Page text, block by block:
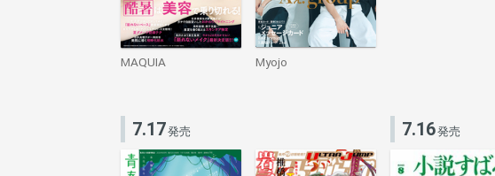
MAQUIA Myojo
7.17発売 7.16発売